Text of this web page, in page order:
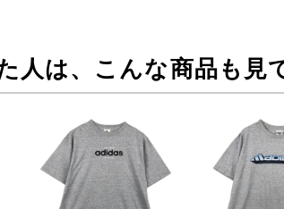
人は、こんな商品も見